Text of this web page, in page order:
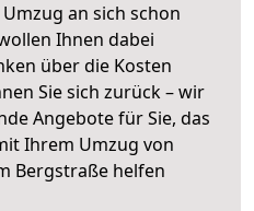
an sich schon
Ihnen dabei
über die Kosten
Sie sich zurück – wir
Angebote für Sie, das
Ihrem Umzug von
Bergstraße helfen